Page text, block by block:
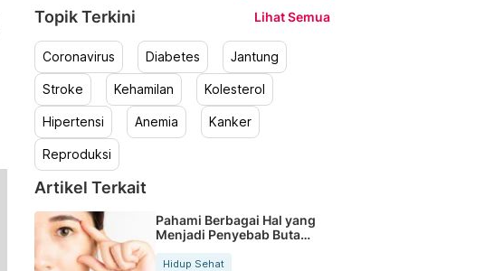
Topik Terkini Lihat Semua
Coronavirus Diabetes Jantung
Stroke Kehamilan Kolesterol
Hipertensi Anemia Kanker
Reproduksi
Artikel Terkait
Pahami Berbagai Hal yang
Menjadi Penyebab Buta
Hidup Sehat